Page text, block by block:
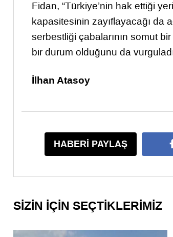
Fidan, “Türkiye’nin hak ettiği
kapasitesinin zayıflayacağı da
serbestliği çabalarının somut
bir durum olduğunu da
İlhan Atasoy
HABERİ PAYLAŞ
SİZİN İÇİN SEÇTİKLERİMİZ